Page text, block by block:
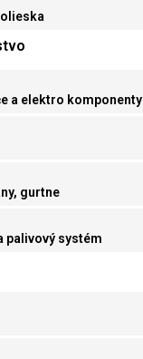
a elektro komponenty
gurtne
palivový systém